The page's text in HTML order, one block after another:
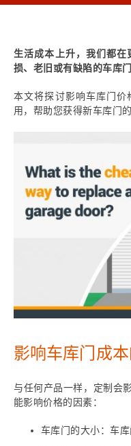
生活成本上升，我们都
损、老旧或有缺陷的车库
本文将探讨影响车库门
用，帮助您获得新车库门
影响车库门成
与任何产品一样，定制会
能影响价格的因素：
车库门的大小：车